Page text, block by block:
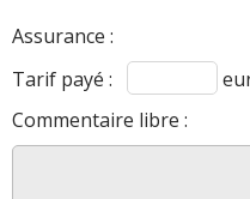
Assurance :
Tarif payé :
Commentaire libre :